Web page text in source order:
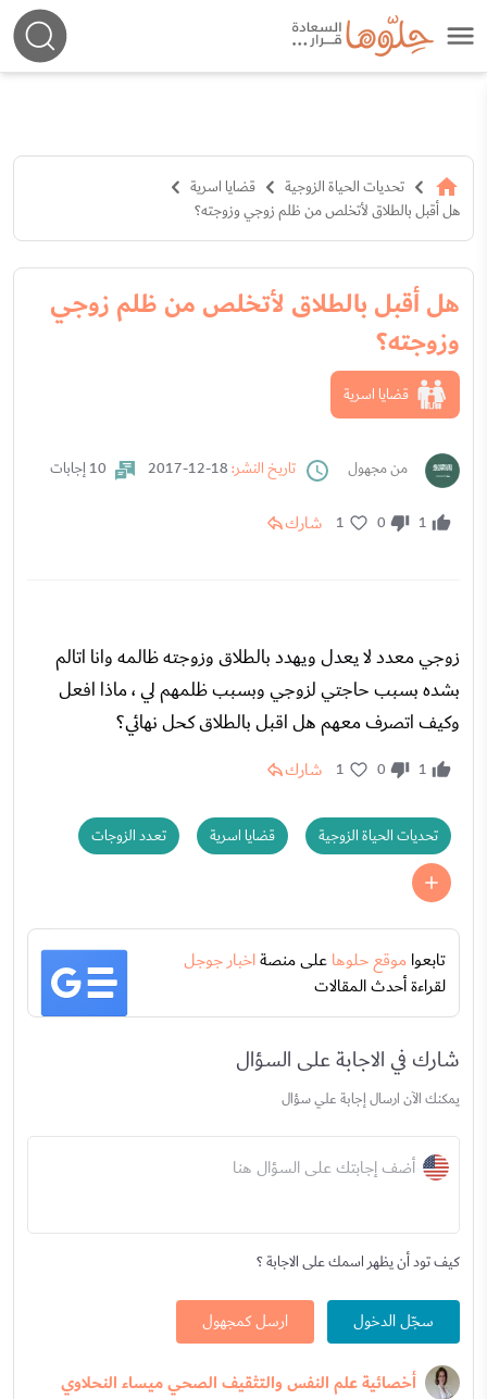
تحديات الحياة الزوجية
قضايا اسرية
هل أقبل بالطلاق لأتخلص من ظلم زوجي وزوجته؟
هل أقبل بالطلاق لأتخلص من ظلم زوجي
وزوجته؟
قضايا اسرية
من مجهول تاريخ النشر: 10 إجابات
1
0
1 شارك
زوجي معدد لا يعدل ويهدد بالطلاق وزوجته ظالمه وانا اتالم
بشده بسبب حاجتي لزوجي وبسبب ظلمهم لي ، ماذا افعل
وكيف اتصرف معهم هل اقبل بالطلاق كحل نهائي؟
1
0
1 شارك
تحديات الحياة الزوجية قضايا اسرية تعدد الزوجات
تابعواموقع حلوهاعلى منصةاخبار جوجل
لقراءة أحدث المقالات
شارك في الاجابة على السؤال
يمكنك الآن ارسال إجابة علي سؤال
أضف إجابتك على السؤال هنا
كيف تود أن يظهر اسمك على الاجابة ؟
سجّل الدخول ارسل كمجهول
أخصائية علم النفس والتثقيف الصحي ميساء النحلاوي